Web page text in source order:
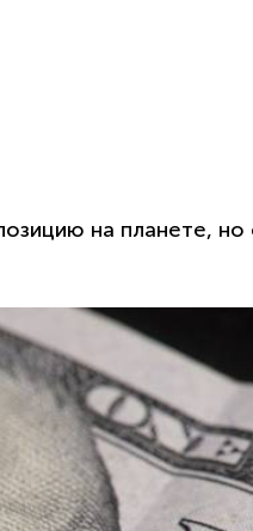
на планете, но